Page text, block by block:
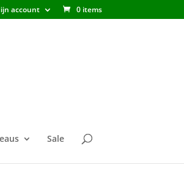
account 0 items
Sale